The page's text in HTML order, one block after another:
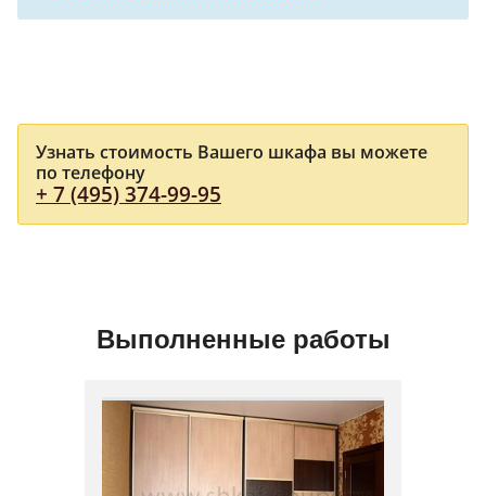
Узнать стоимость Вашего шкафа вы можете
по телефону
+ 7 (495) 374-99-95
Выполненные работы